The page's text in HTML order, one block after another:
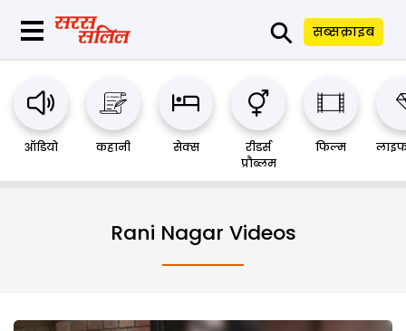
⚲ सब्सक्राइब
ऑडियो कहानी सेक्स
रीडर्स
प्रौब्लम
फिल्म
Rani Nagar Videos